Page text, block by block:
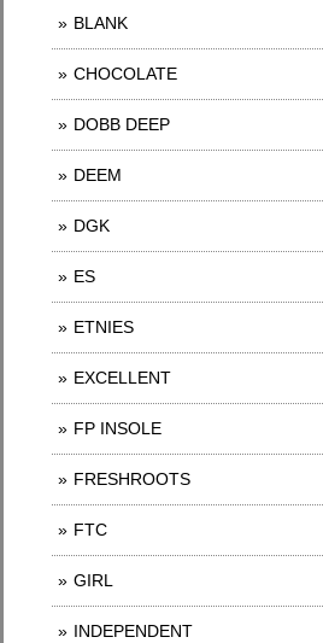
BLANK
CHOCOLATE
DOBB DEEP
DEEM
DGK
ES
ETNIES
EXCELLENT
FP INSOLE
FRESHROOTS
FTC
GIRL
INDEPENDENT